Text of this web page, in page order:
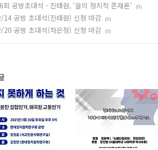
회 공방초대석 - 진태원, '을의 정치적 존재론' (0)
14 공방 초대석(진태원) 신청 마감 (0)
20 공방 초대석(차은정) 신청 마감 (0)